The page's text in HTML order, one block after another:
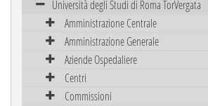
Università degli Studi di Roma TorVergata
Amministrazione Centrale
Amministrazione Generale
Aziende Ospedaliere
Centri
Commissioni